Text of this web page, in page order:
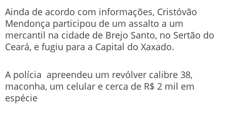
Ainda de acordo com informações, Cristóvão
Mendonça participou de um assalto a um
mercantil na cidade de Brejo Santo, no Sertão do
Ceará, e fugiu para a Capital do Xaxado.
A polícia apreendeu um revólver calibre 38,
maconha, um celular e cerca de R$ 2 mil em
espécie